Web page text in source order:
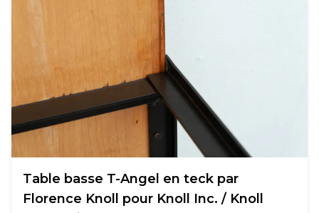
Table basse T-Angel en teck par
Florence Knoll pour Knoll Inc. / Knoll